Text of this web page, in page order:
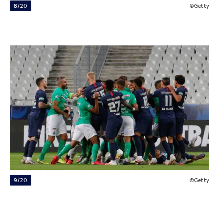
8/20 ©Getty
9/20 ©Getty